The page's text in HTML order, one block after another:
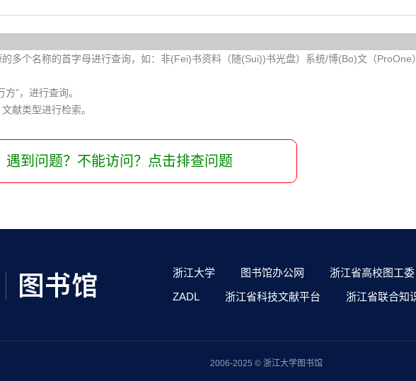
多个名称的首字母进行查询，如：非(Fei)书资料（随(Sui))书光盘）系统/博(Bo)文（
”，进行查询。
献类型进行检索。
遇到问题？不能访问？点击排查问题
浙江大学 图书馆办公网
浙江省高校图工委
ZADL
浙江省科技文献平台 浙江省联合知
2006-2025 © 浙江大学图书馆